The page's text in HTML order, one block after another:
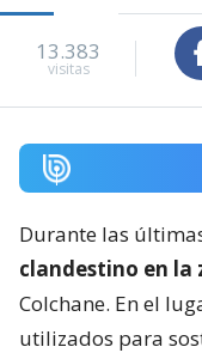
13.383
visitas
Durante las
clandestino en
Colchane. En el
utilizados para